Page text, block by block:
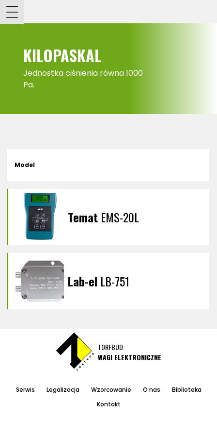
KILOPASKAL
Jednostka ciśnienia równa 1000
Pa.
Model
Temat EMS-20L
Lab-el LB-751
TORFBUD
WAGI ELEKTRONICZNE
Serwis Legalizacja Wzorcowanie O nas
Biblioteka
Kontakt